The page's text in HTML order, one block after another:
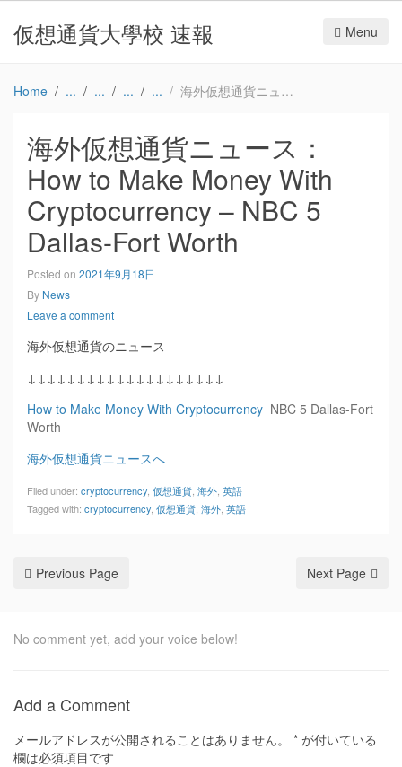
仮想通貨大學校 速報 Menu
Home 海外仮想通貨ニュース：How to Make Money With Cryptocurrency – NBC 5 Dallas-Fort Worth
海外仮想通貨ニュース：
How to Make Money With
Cryptocurrency – NBC 5
Dallas-Fort Worth
Posted on 2021年9月18日
By News
Leave a comment
海外仮想通貨のニュース
↓↓↓↓↓↓↓↓↓↓↓↓↓↓↓↓↓↓↓↓
How to Make Money With Cryptocurrency NBC 5 Dallas-Fort
Worth
海外仮想通貨ニュースへ
Filed under: cryptocurrency 仮想通貨 海外 英語
Tagged with: cryptocurrency 仮想通貨 海外 英語
Previous Page Next Page
No comment yet, add your voice below!
Add a Comment
メールアドレスが公開されることはありません。 * が付いている
欄は必須項目です